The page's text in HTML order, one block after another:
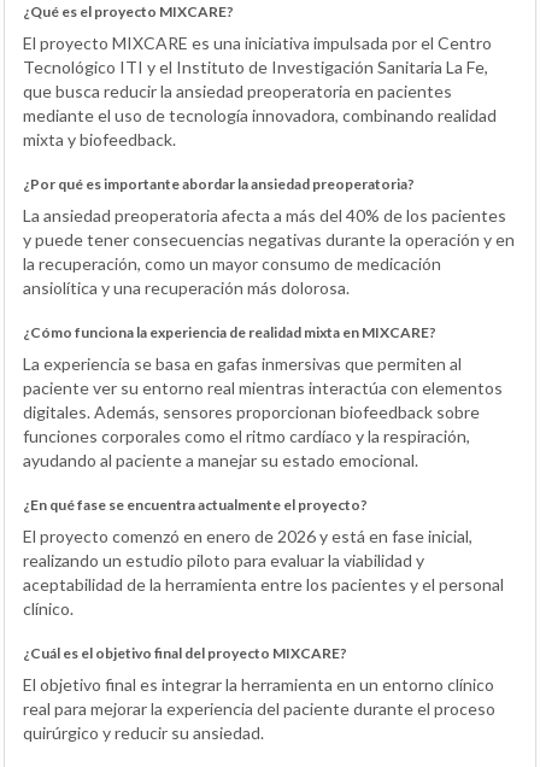
¿Qué es el proyecto MIXCARE?
El proyecto MIXCARE es una iniciativa impulsada por el Centro
Tecnológico ITI y el Instituto de Investigación Sanitaria La Fe,
que busca reducir la ansiedad preoperatoria en pacientes
mediante el uso de tecnología innovadora, combinando realidad
mixta y biofeedback.
¿Por qué es importante abordar la ansiedad preoperatoria?
La ansiedad preoperatoria afecta a más del 40% de los pacientes
y puede tener consecuencias negativas durante la operación y en
la recuperación, como un mayor consumo de medicación
ansiolítica y una recuperación más dolorosa.
¿Cómo funciona la experiencia de realidad mixta en MIXCARE?
La experiencia se basa en gafas inmersivas que permiten al
paciente ver su entorno real mientras interactúa con elementos
digitales. Además, sensores proporcionan biofeedback sobre
funciones corporales como el ritmo cardíaco y la respiración,
ayudando al paciente a manejar su estado emocional.
¿En qué fase se encuentra actualmente el proyecto?
El proyecto comenzó en enero de 2026 y está en fase inicial,
realizando un estudio piloto para evaluar la viabilidad y
aceptabilidad de la herramienta entre los pacientes y el personal
clínico.
¿Cuál es el objetivo final del proyecto MIXCARE?
El objetivo final es integrar la herramienta en un entorno clínico
real para mejorar la experiencia del paciente durante el proceso
quirúrgico y reducir su ansiedad.